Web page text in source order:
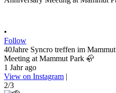
•
Follow
40Jahre Syncro treffen im
Meeting at Mammut Park 🦣
1 Jahr ago
View on Instagram |
2/3